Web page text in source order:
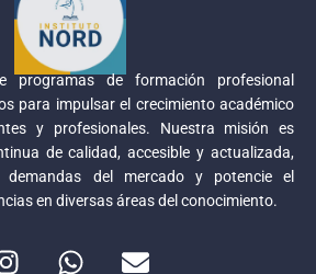
programas de formación profesional
para impulsar el crecimiento académico
y profesionales. Nuestra misión es
de calidad, accesible y actualizada,
del mercado y potencie el
en diversas áreas del conocimiento.